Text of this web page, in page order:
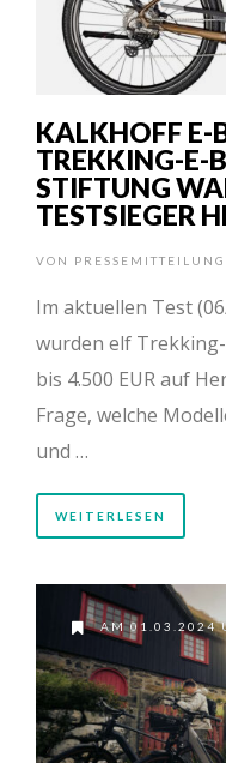
KALKHOFF E-
TREKKING-E-
STIFTUNG
TESTSIEGER
VON PRESSEMITTEILUNG
Im aktuellen Test
wurden elf
bis 4.500 EUR auf
Frage, welche
und …
WEITERLESEN
AM 01.03.2024